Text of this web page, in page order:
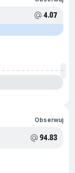
4.07
Obserwuj
94.83